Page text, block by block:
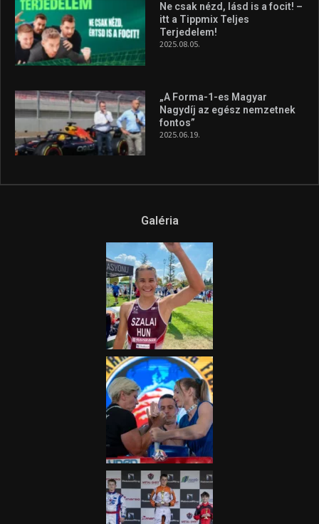
Ne csak nézd, lásd is a focit! –
itt a Tippmix Teljes
Terjedelem!
2025.08.05.
„A Forma-1-es Magyar
Nagydíj az egész nemzetnek
fontos”
2025.06.19.
Galéria